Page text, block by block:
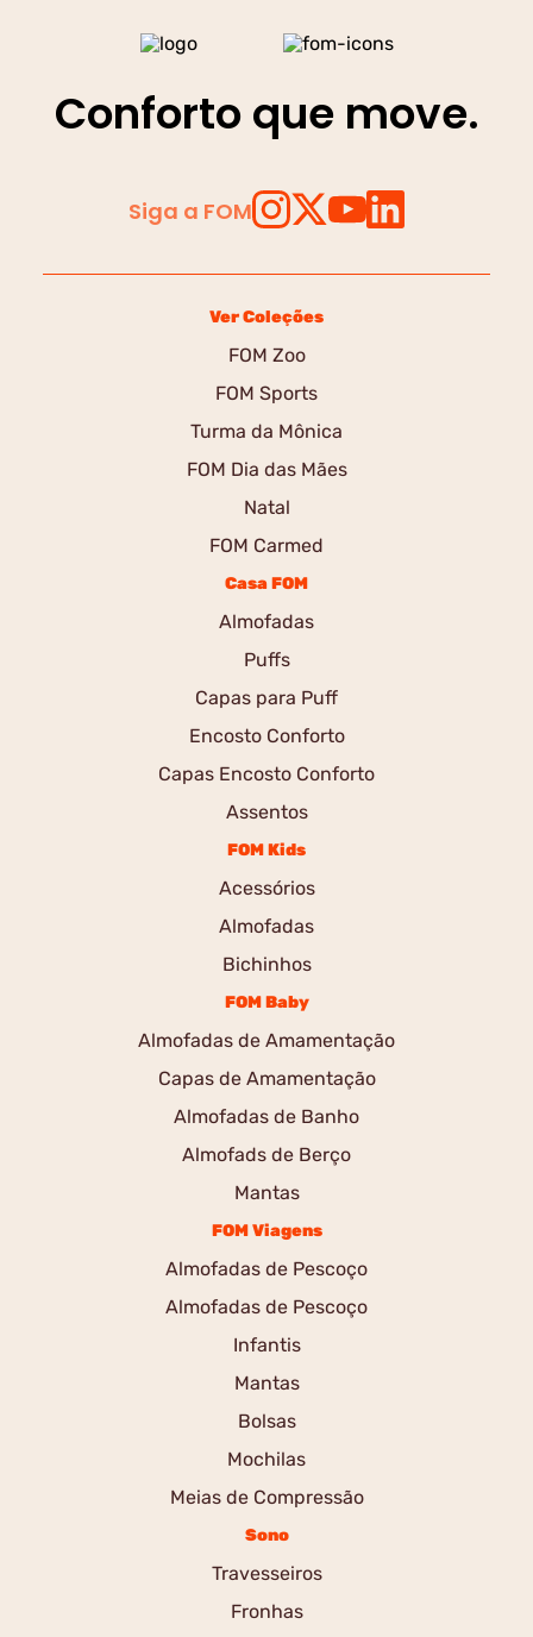
Conforto que move.
Siga a FOM
Ver Coleções
FOM Zoo
FOM Sports
Turma da Mônica
FOM Dia das Mães
Natal
FOM Carmed
Casa FOM
Almofadas
Puffs
Capas para Puff
Encosto Conforto
Capas Encosto Conforto
Assentos
FOM Kids
Acessórios
Almofadas
Bichinhos
FOM Baby
Almofadas de Amamentação
Capas de Amamentação
Almofadas de Banho
Almofads de Berço
Mantas
FOM Viagens
Almofadas de Pescoço
Almofadas de Pescoço
Infantis
Mantas
Bolsas
Mochilas
Meias de Compressão
Sono
Travesseiros
Fronhas